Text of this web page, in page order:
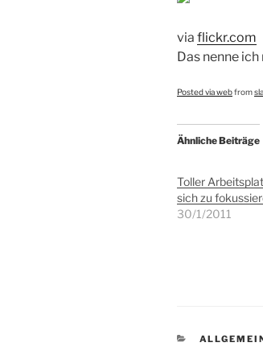
via flickr.com
Das nenne
Posted via webfrom
Ähnliche Beiträge
Toller
sich zu
30/1/2011